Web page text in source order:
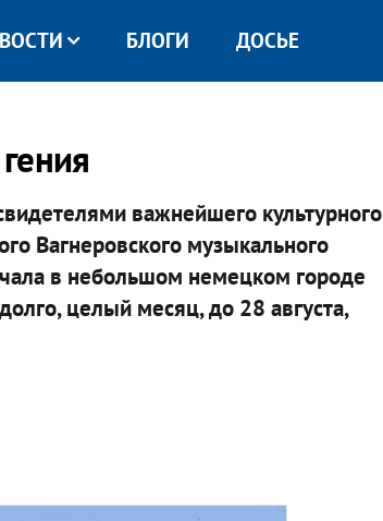
БЛОГИ ДОСЬЕ
важнейшего культурного
Вагнеровского музыкального
в небольшом немецком городе
целый месяц, до 28 августа,